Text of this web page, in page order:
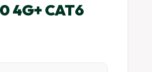
4G+ CAT6